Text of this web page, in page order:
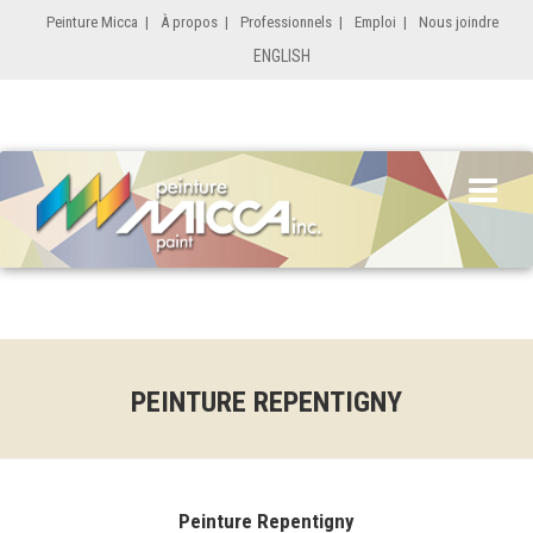
Peinture Micca | À propos | Professionnels | Emploi | Nous joindre
ENGLISH
PEINTURE REPENTIGNY
Peinture Repentigny